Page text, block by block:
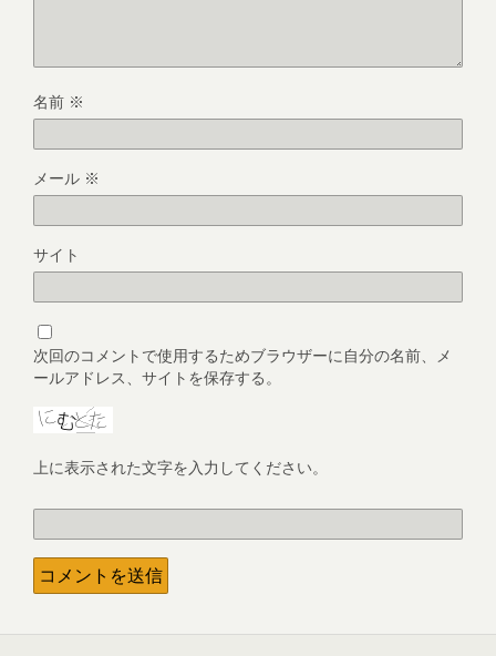
名前 ※
メール ※
サイト
次回のコメントで使用するためブラウザーに自分の名前、メ
ールアドレス、サイトを保存する。
上に表示された文字を入力してください。